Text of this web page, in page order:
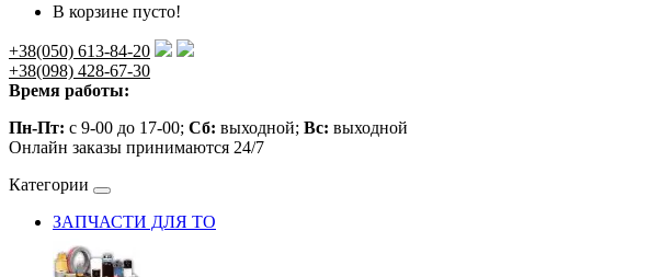
В корзине пусто!
+38(050) 613-84-20
+38(098) 428-67-30
Время работы:
Пн-Пт: с 9-00 до 17-00; Сб: выходной; Вс: выходной
Онлайн заказы принимаются 24/7
Категории
ЗАПЧАСТИ ДЛЯ ТО